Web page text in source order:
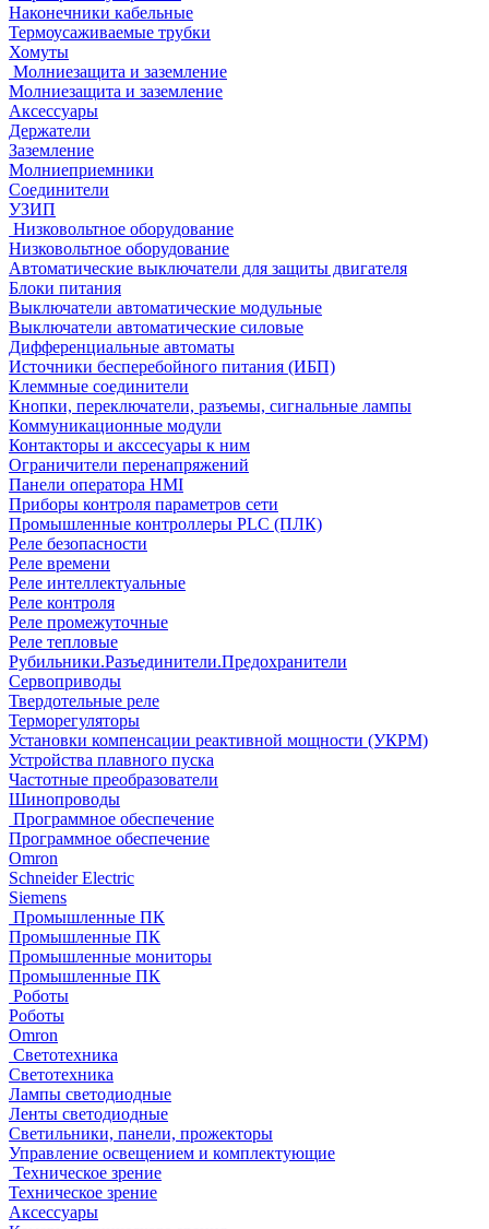
Наконечники кабельные
Термоусаживаемые трубки
Хомуты
Молниезащита и заземление
Молниезащита и заземление
Аксессуары
Держатели
Заземление
Молниеприемники
Соединители
УЗИП
Низковольтное оборудование
Низковольтное оборудование
Автоматические выключатели для защиты двигателя
Блоки питания
Выключатели автоматические модульные
Выключатели автоматические силовые
Дифференциальные автоматы
Источники бесперебойного питания (ИБП)
Клеммные соединители
Кнопки, переключатели, разъемы, сигнальные лампы
Коммуникационные модули
Контакторы и акссесуары к ним
Ограничители перенапряжений
Панели оператора HMI
Приборы контроля параметров сети
Промышленные контроллеры PLC (ПЛК)
Реле безопасности
Реле времени
Реле интеллектуальные
Реле контроля
Реле промежуточные
Реле тепловые
Рубильники.Разъединители.Предохранители
Сервоприводы
Твердотельные реле
Терморегуляторы
Установки компенсации реактивной мощности (УКРМ)
Устройства плавного пуска
Частотные преобразователи
Шинопроводы
Программное обеспечение
Программное обеспечение
Omron
Schneider Electric
Siemens
Промышленные ПК
Промышленные ПК
Промышленные мониторы
Промышленные ПК
Роботы
Роботы
Omron
Светотехника
Светотехника
Лампы светодиодные
Ленты светодиодные
Светильники, панели, прожекторы
Управление освещением и комплектующие
Техническое зрение
Техническое зрение
Аксессуары